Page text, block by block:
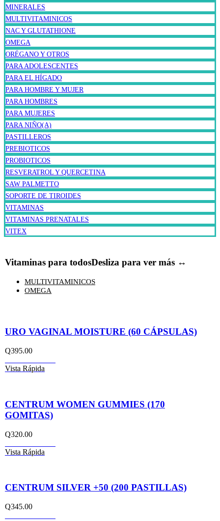
MINERALES
MULTIVITAMINICOS
NAC Y GLUTATHIONE
OMEGA
ORÉGANO Y OTROS
PARA ADOLESCENTES
PARA EL HÍGADO
PARA HOMBRE Y MUJER
PARA HOMBRES
PARA MUJERES
PARA NIÑO(A)
PASTILLEROS
PREBIOTICOS
PROBIOTICOS
RESVERATROL Y QUERCETINA
SAW PALMETTO
SOPORTE DE TIROIDES
VITAMINAS
VITAMINAS PRENATALES
VITEX
Vitaminas para todosDesliza para ver más ↔
MULTIVITAMINICOS
OMEGA
URO VAGINAL MOISTURE (60 CÁPSULAS)
Q395.00
Vista Rápida
CENTRUM WOMEN GUMMIES (170
GOMITAS)
Q320.00
Vista Rápida
CENTRUM SILVER +50 (200 PASTILLAS)
Q345.00